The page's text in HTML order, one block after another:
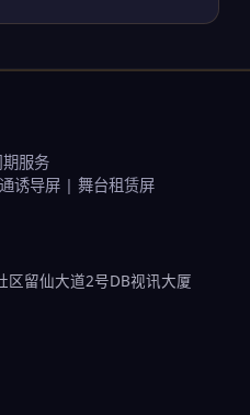
服务
诱导屏 | 舞台租赁屏
区留仙大道2号DB视讯大厦